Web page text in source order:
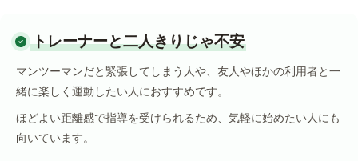
トレーナーと二人きりじゃ不安
マンツーマンだと緊張してしまう人や、友人やほかの利用者と一
緒に楽しく運動したい人におすすめです。
ほどよい距離感で指導を受けられるため、気軽に始めたい人にも
向いています。